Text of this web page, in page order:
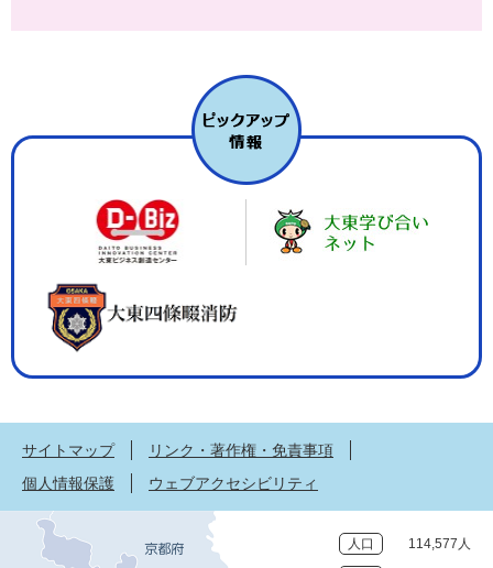
サイトマップ
リンク・著作権・免責事項
個人情報保護
ウェブアクセシビリティ
人口 114,577人